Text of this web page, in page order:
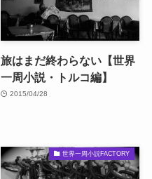
旅はまだ終わらない【世界
一周小説・トルコ編】
2015/04/28
世界一周小説FACTORY